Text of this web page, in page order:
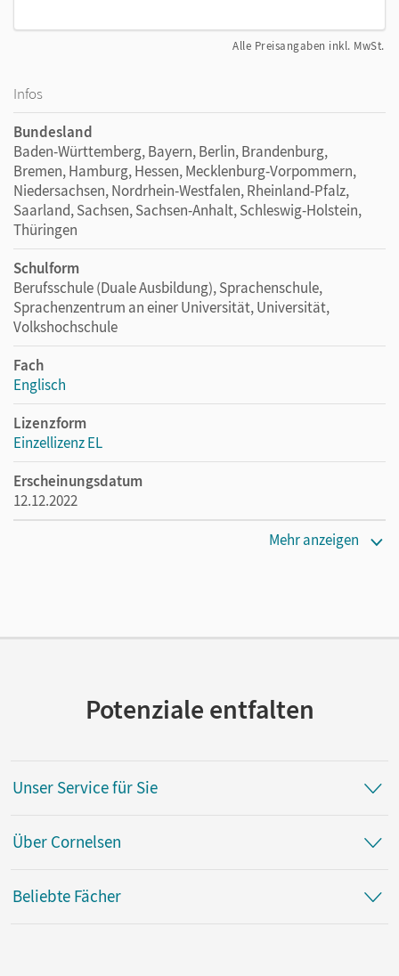
systematisch trainiert und verlässlich in das
Langzeitgedächtnis übertragen.
Alle Preisangaben inkl. MwSt.
Infos
Bundesland
Baden-Württemberg, Bayern, Berlin, Brandenburg,
Bremen, Hamburg, Hessen, Mecklenburg-Vorpommern,
Niedersachsen, Nordrhein-Westfalen, Rheinland-Pfalz,
Saarland, Sachsen, Sachsen-Anhalt, Schleswig-Holstein,
Thüringen
Schulform
Berufsschule (Duale Ausbildung), Sprachenschule,
Sprachenzentrum an einer Universität, Universität,
Volkshochschule
Fach
Englisch
Lizenzform
Einzellizenz EL
Erscheinungsdatum
12.12.2022
Mehr anzeigen
Potenziale entfalten
Unser Service für Sie
Über Cornelsen
Beliebte Fächer